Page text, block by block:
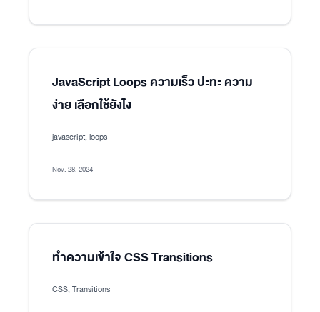
JavaScript Loops ความเร็ว ปะทะ ความ
ง่าย เลือกใช้ยังไง
javascript, loops
Nov. 28, 2024
ทำความเข้าใจ CSS Transitions
CSS, Transitions